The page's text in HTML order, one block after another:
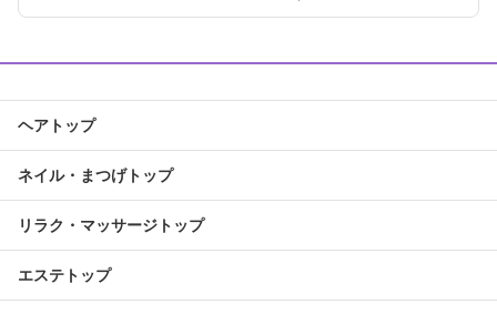
ヘアトップ
ネイル・まつげトップ
リラク・マッサージトップ
エステトップ